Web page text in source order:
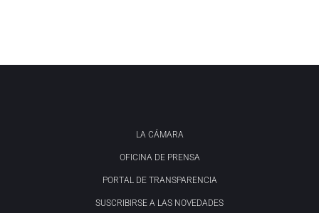
LA CÁMARA
OFICINA DE PRENSA
PORTAL DE TRANSPARENCIA
SUSCRIBIRSE A LAS NOVEDADES